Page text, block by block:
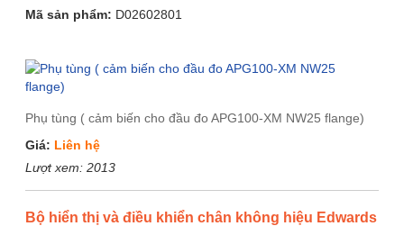
Mã sản phẩm: D02602801
Phụ tùng ( cảm biến cho đầu đo APG100-XM NW25 flange)
Giá: Liên hệ
Lượt xem:2013
Bộ hiển thị và điều khiển chân không hiệu Edwards